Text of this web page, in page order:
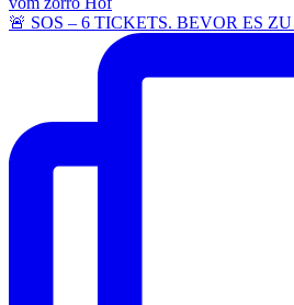
🚨 SOS – 6 TICKETS. BEVOR ES ZU